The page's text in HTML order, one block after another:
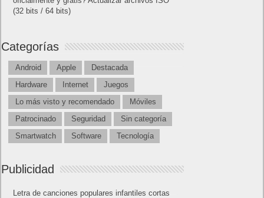
(32 bits / 64 bits)
Categorías
Android Apple
Destacada
Hardware
Internet
Juegos
Lo más visto y recomendado
Móviles
Patrocinado
Seguridad
Sin categoría
Smartwatch
Software Tecnología
Publicidad
Letra de canciones populares infantiles cortas